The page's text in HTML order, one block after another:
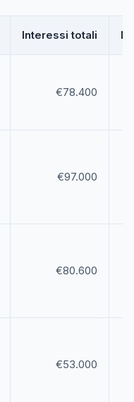
Interessi totali
€78.400
€97.000
€80.600
€53.000